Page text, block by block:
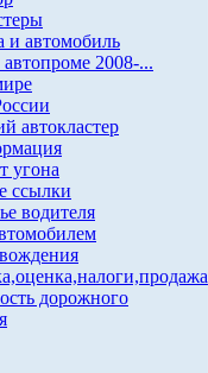
автомобиль
2008-...
автокластер
угона
ссылки
водителя
дорожного